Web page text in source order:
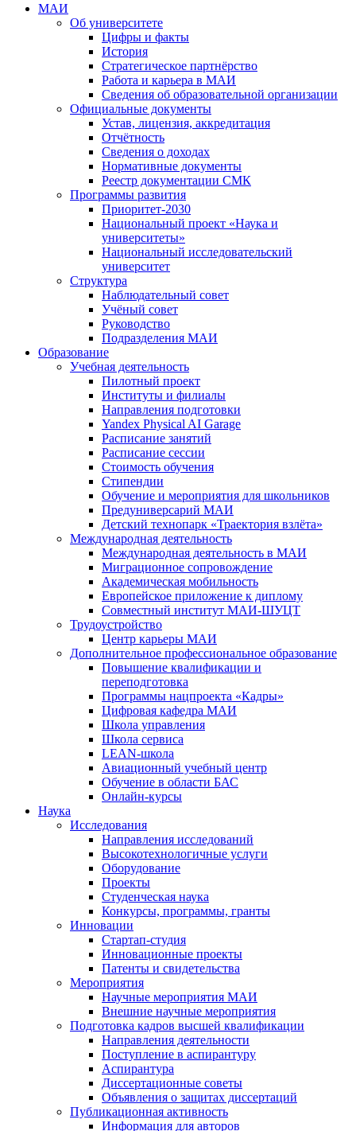
МАИ
Об университете
Цифры и факты
История
Стратегическое партнёрство
Работа и карьера в МАИ
Сведения об образовательной организации
Официальные документы
Устав, лицензия, аккредитация
Отчётность
Сведения о доходах
Нормативные документы
Реестр документации СМК
Программы развития
Приоритет-2030
Национальный проект «Наука и
университеты»
Национальный исследовательский
университет
Структура
Наблюдательный совет
Учёный совет
Руководство
Подразделения МАИ
Образование
Учебная деятельность
Пилотный проект
Институты и филиалы
Направления подготовки
Yandex Physical AI Garage
Расписание занятий
Расписание сессии
Стоимость обучения
Стипендии
Обучение и мероприятия для школьников
Предуниверсарий МАИ
Детский технопарк «Траектория взлёта»
Международная деятельность
Международная деятельность в МАИ
Миграционное сопровождение
Академическая мобильность
Европейское приложение к диплому
Совместный институт МАИ-ШУЦТ
Трудоустройство
Центр карьеры МАИ
Дополнительное профессиональное образование
Повышение квалификации и
переподготовка
Программы нацпроекта «Кадры»
Цифровая кафедра МАИ
Школа управления
Школа сервиса
LEAN-школа
Авиационный учебный центр
Обучение в области БАС
Онлайн-курсы
Наука
Исследования
Направления исследований
Высокотехнологичные услуги
Оборудование
Проекты
Студенческая наука
Конкурсы, программы, гранты
Инновации
Стартап-студия
Инновационные проекты
Патенты и свидетельства
Мероприятия
Научные мероприятия МАИ
Внешние научные мероприятия
Подготовка кадров высшей квалификации
Направления деятельности
Поступление в аспирантуру
Аспирантура
Диссертационные советы
Объявления о защитах диссертаций
Публикационная активность
Информация для авторов